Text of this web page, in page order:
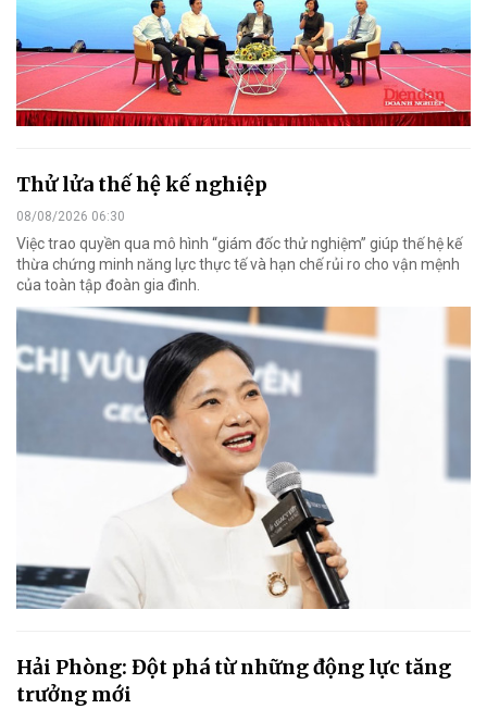
Thử lửa thế hệ kế nghiệp
08/08/2026 06:30
Việc trao quyền qua mô hình “giám đốc thử nghiệm” giúp thế hệ kế
thừa chứng minh năng lực thực tế và hạn chế rủi ro cho vận mệnh
của toàn tập đoàn gia đình.
Hải Phòng: Đột phá từ những động lực tăng
trưởng mới